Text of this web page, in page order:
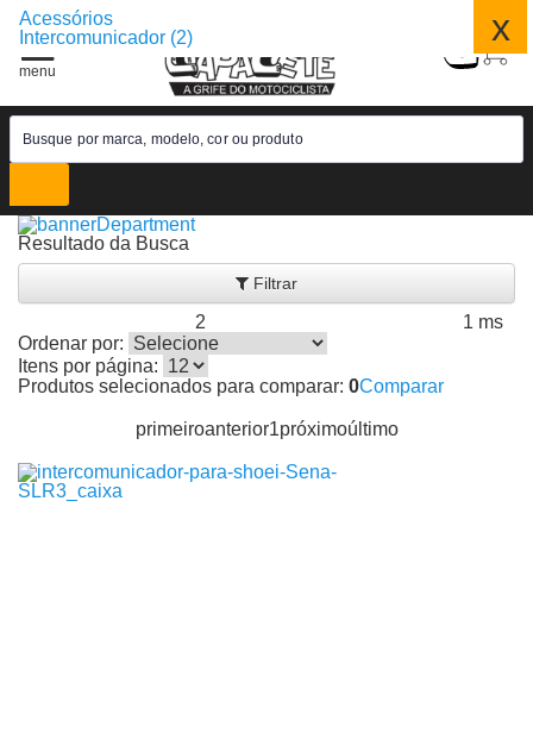
x
Acessórios
Intercomunicador (2)
Resultado da Busca
Filtrar
2
1 ms
Ordenar por:
Itens por página:
Produtos selecionados para comparar: 0Comparar
primeiroanterior1próximoúltimo